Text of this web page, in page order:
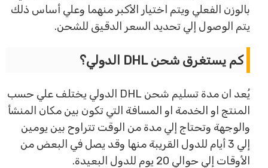
بالوزن الفعلي ويتم اختيار الأكبر منهما وعلي أساس ذلك
يتم الوصول إلي تحديد السعر الدقيق للشحن.
كم يستغرق شحن DHL الدولي؟
يُعد ان مدة تسليم شحن DHL الدولي يختلف علي حسب
المنتج او الخدمة او المسافة التي تكون بين مكان المنشأ
والوجهة وتحتاج إلي مدة من الوقت تتراوح بين يومين
إلي 3 أيام للدول القريبة منها وقد يصل في البعض من
الأوقات إلي حوالي 20 يوم للدول البعيدة.